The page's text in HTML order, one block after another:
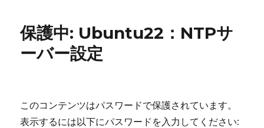
保護中: Ubuntu22：NTPサ
ーバー設定
このコンテンツはパスワードで保護されています。
表示するには以下にパスワードを入力してください: